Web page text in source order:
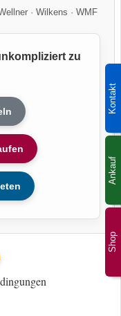
Shop
Kontakt
Ankauf
· Wilkens · WMF
zu